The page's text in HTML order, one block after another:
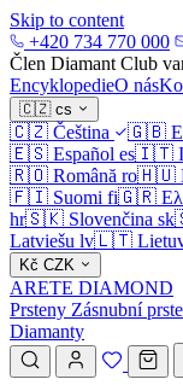
Skip to content
+420 734 770 000
Člen Diamant Club
EncyklopedieO nás
🇨🇿 cs
🇨🇿 Čeština 🇬🇧
🇪🇸 Español es🇮🇹
🇷🇴 Română ro🇭🇺
🇫🇮 Suomi fi🇬🇷
hr🇸🇰 Slovenčina sk
Latviešu lv🇱🇹
Kč CZK
ARETE DIAMOND
Prsteny Zásnubní
Diamanty